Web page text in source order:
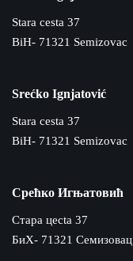
Stara cesta 37
BiH- 71321 Semizovac
Srećko Ignjatović
Stara cesta 37
BiH- 71321 Semizovac
Срећко Игњатовић
Cтара цecta 37
БиХ- 71321 Семизовац